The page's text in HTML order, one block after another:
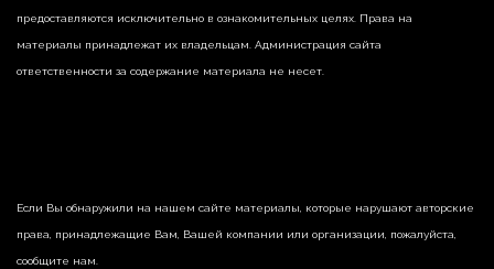
предоставляются исключительно в ознакомительных целях. Права на
материалы принадлежат их владельцам. Администрация сайта
ответственности за содержание материала не несет.
Если Вы обнаружили на нашем сайте материалы, которые нарушают авторские
права, принадлежащие Вам, Вашей компании или организации, пожалуйста,
сообщите нам.